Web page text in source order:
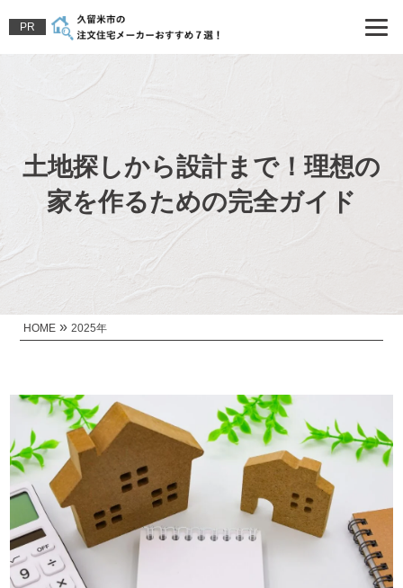
PR
土地探しから設計まで！理想の
家を作るための完全ガイド
HOME »2025年